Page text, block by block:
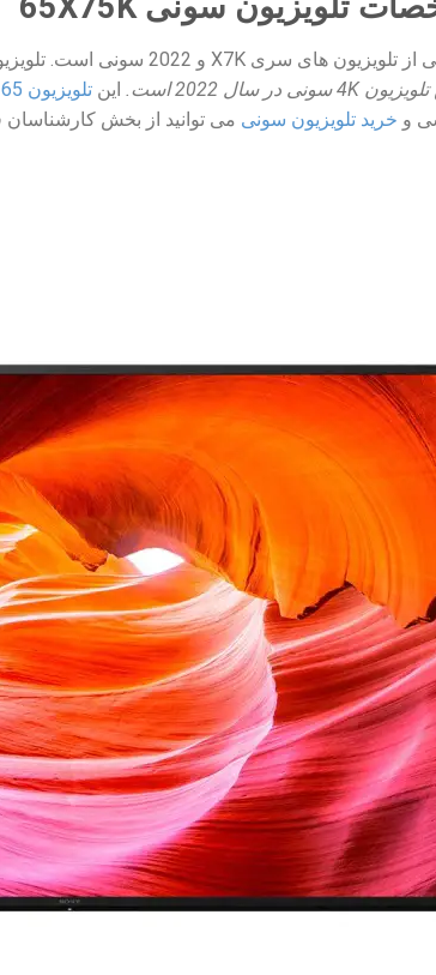
این تلویزیون 65 اینچ سونی
و خرید تلویزیون سونی می توانید از بخش